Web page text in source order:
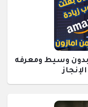
وسيط ومعرفه